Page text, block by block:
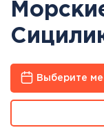
Выберите